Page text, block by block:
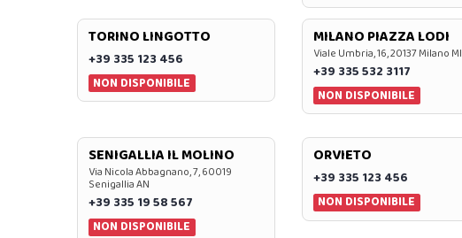
TORINO LINGOTTO
+39 335 123 456
NON DISPONIBILE
MILANO PIAZZA LODI
Viale Umbria, 16, 20137 Milano MI
+39 335 532 3117
NON DISPONIBILE
SENIGALLIA IL MOLINO
Via Nicola Abbagnano, 7, 60019
Senigallia AN
+39 335 19 58 567
NON DISPONIBILE
ORVIETO
+39 335 123 456
NON DISPONIBILE